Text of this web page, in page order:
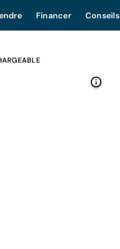
Financer Conseils